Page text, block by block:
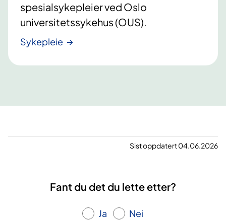
spesialsykepleier ved Oslo
universitetssykehus (OUS).
Sykepleie
Sist oppdatert 04.06.2026
Fant du det du lette etter?
Ja Nei